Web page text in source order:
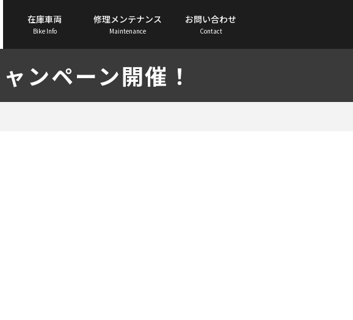
在庫車両
Bike Info
修理メンテナンス
Maintenance
お問い合わせ
Contact
ンペーン開催！